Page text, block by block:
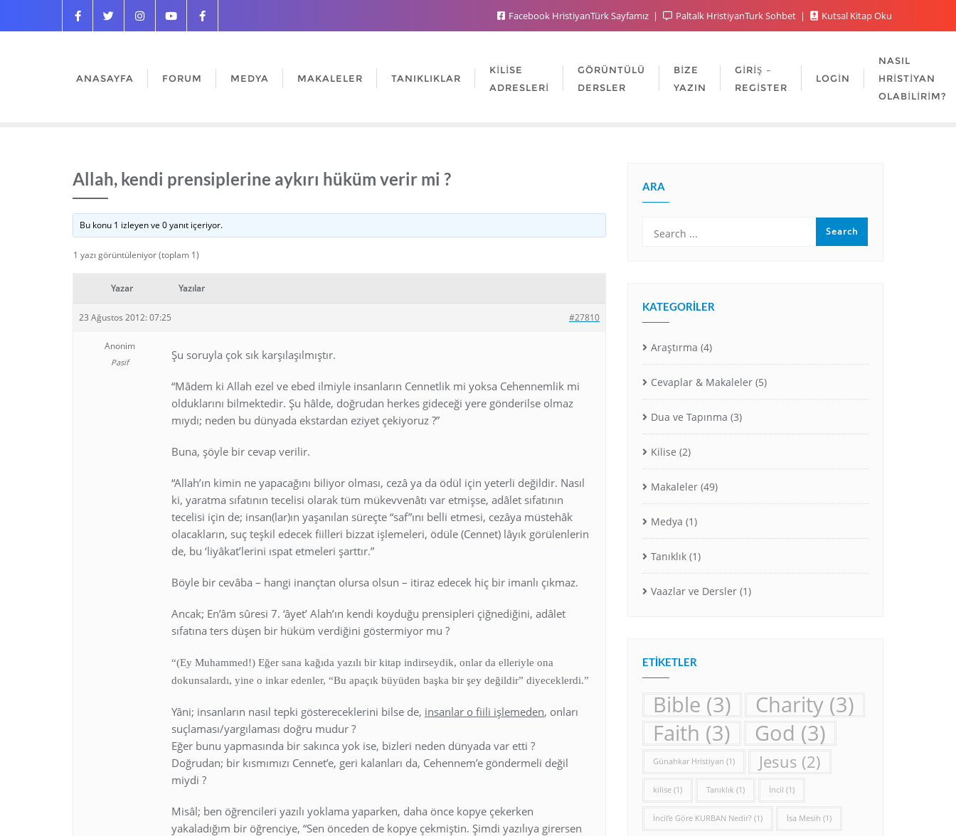
Facebook HristiyanTürk Sayfamız Paltalk HristiyanTurk Sohbet Kutsal Kitap Oku
ANASAYFA FORUM MEDYA MAKALELER TANIKLIKLAR
KILISE
ADRESLERI
GÖRÜNTÜLÜ
DERSLER
BIZE
YAZIN
GIRIŞ –
REGISTER
LOGIN
NASIL
HRISTIYAN
OLABILIRIM?
Allah, kendi prensiplerine aykırı hüküm verir mi ?
Bu konu 1 izleyen ve 0 yanıt içeriyor.
1 yazı görüntüleniyor (toplam 1)
Yazar Yazılar
23 Ağustos 2012: 07:25 #27810
Anonim
Pasif
Şu soruyla çok sık karşılaşılmıştır.
“Mâdem ki Allah ezel ve ebed ilmiyle insanların Cennetlik mi yoksa Cehennemlik mi
olduklarını bilmektedir. Şu hâlde, doğrudan herkes gideceği yere gönderilse olmaz
mıydı; neden bu dünyada ekstardan eziyet çekiyoruz ?”
Buna, şöyle bir cevap verilir.
“Allah’ın kimin ne yapacağını biliyor olması, cezâ ya da ödül için yeterli değildir. Nasıl
ki, yaratma sıfatının tecelisi olarak tüm mükevvenâtı var etmişse, adâlet sıfatının
tecelisi için de; insan(lar)ın yaşanılan süreçte “saf”ını belli etmesi, cezâya müstehâk
olacakların, suç teşkil edecek fiilleri bizzat işlemeleri, ödüle (Cennet) lâyık görülenlerin
de, bu ‘liyâkat’lerini ıspat etmeleri şarttır.”
Böyle bir cevâba – hangi inançtan olursa olsun – itiraz edecek hiç bir imanlı çıkmaz.
Ancak; En’âm sûresi 7. ‘âyet’ Alah’ın kendi koyduğu prensipleri çiğnediğini, adâlet
sıfatına ters düşen bir hüküm verdiğini göstermiyor mu ?
“(Ey Muhammed!) Eğer sana kağıda yazılı bir kitap indirseydik, onlar da elleriyle ona
dokunsalardı, yine o inkar edenler, “Bu apaçık büyüden başka bir şey değildir” diyeceklerdi.”
Yâni; insanların nasıl tepki göstereceklerini bilse de, insanlar o fiili işlemeden, onları
suçlaması/yargılaması doğru mudur ?
Eğer bunu yapmasında bir sakınca yok ise, bizleri neden dünyada var etti ?
Doğrudan; bir kısmımızı Cennet’e, geri kalanları da, Cehennem’e göndermeli değil
miydi ?
Misâl; ben öğrencileri yazılı yoklama yaparken, daha önce kopye çekerken
yakaladığım bir öğrenciye, “Sen önceden de kopye çekmiştin. Şimdi yazılıya girersen
ARA
KATEGORILER
Araştırma (4)
Cevaplar & Makaleler (5)
Dua ve Tapınma (3)
Kilise (2)
Makaleler (49)
Medya (1)
Tanıklık (1)
Vaazlar ve Dersler (1)
ETIKETLER
Bible (3) Charity (3)
Faith (3) God (3)
Günahkar Hristiyan (1) Jesus (2)
kilise (1) Tanıklık (1) İncil (1)
İncil’e Göre KURBAN Nedir? (1) İsa Mesih (1)